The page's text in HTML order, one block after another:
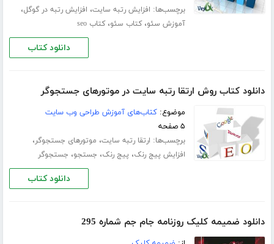
برچسب‌ها: افزایش رتبه سایت، افزایش رتبه در گوگل،
آموزش سئو،کتاب سئو،کتاب seo
دانلود کتاب
دانلود کتاب روش ارتقا رتبه سایت در موتورهای جستجوگر
موضوع:کتاب‌های آموزش طراحی وب سایت
۵ صفحه
برچسب‌ها: ارتقا رتبه سایت، موتورهای جستجوگر،
افزایش پیج رنک، پیج رنک، جستجو، جستجوگر
دانلود کتاب
دانلود ضمیمه کلیک روزنامه جام جم شماره 295